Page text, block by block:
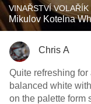
VINAŘSTVÍ
Mikulov Kotelna
Chris A
Quite refreshing for
balanced white
on the palette form